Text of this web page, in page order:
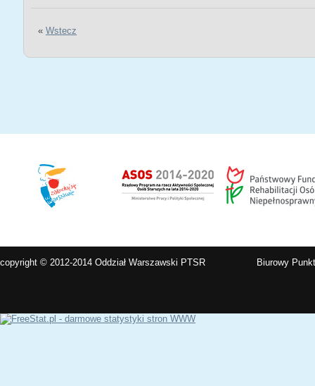
« Wstecz
copyright © 2012-2014 Oddział Warszawski PTSR Biurowy